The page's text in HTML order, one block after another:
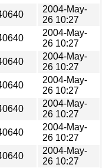
2004-May-
26 10:27
2004-May-
26 10:27
2004-May-
26 10:27
2004-May-
26 10:27
2004-May-
26 10:27
2004-May-
26 10:27
2004-May-
26 10:27